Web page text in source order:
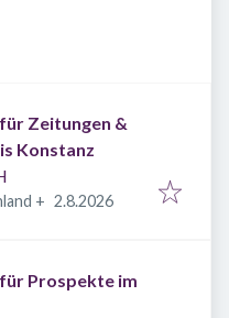
Zeitungen &
Konstanz
+ Veröffentlicht
2.8.2026
Prospekte im